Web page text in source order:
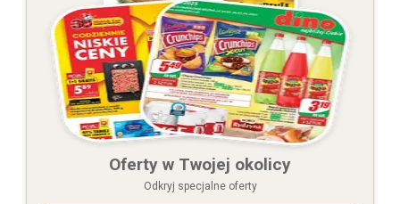
Oferty w Twojej okolicy
Odkryj specjalne oferty